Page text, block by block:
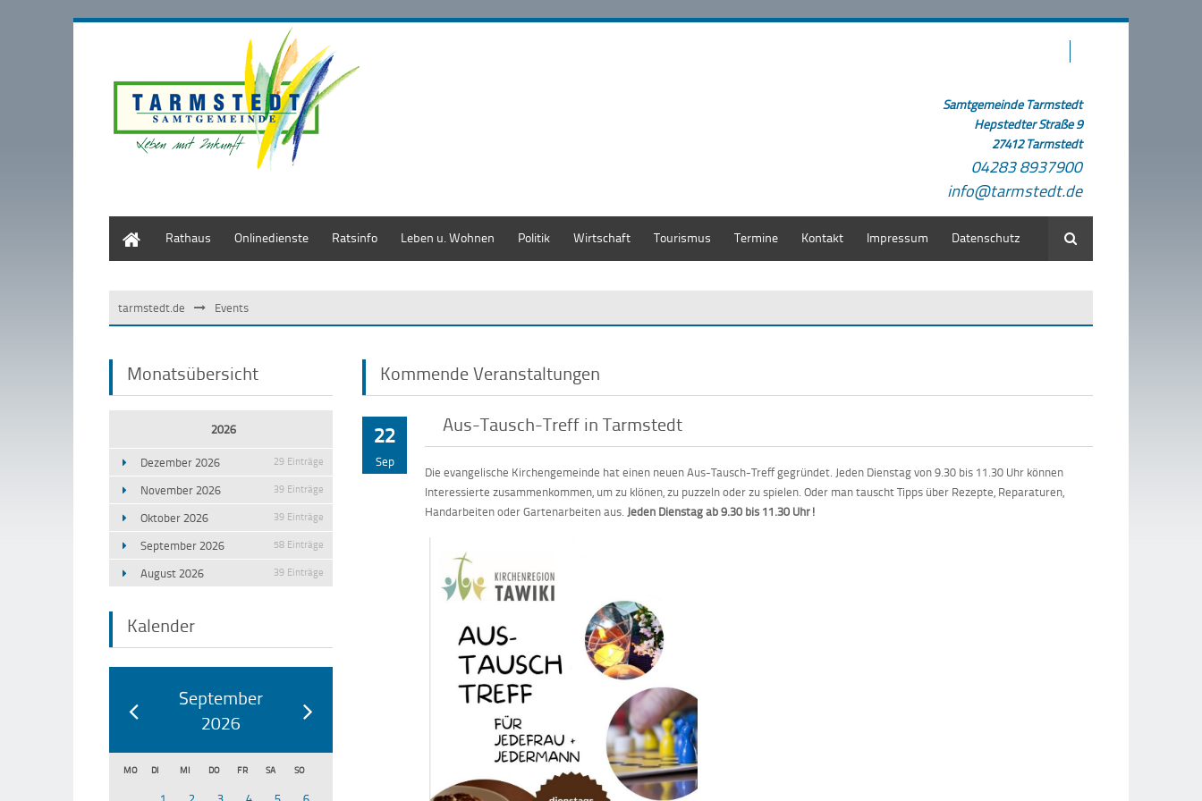
Samtgemeinde Tarmstedt
Hepstedter Straße 9
27412 Tarmstedt
04283 8937900
info@tarmstedt.de
Rathaus Onlinedienste Ratsinfo Leben u. Wohnen Politik Wirtschaft Tourismus Termine Kontakt Impressum Datenschutz Suche
tarmstedt.de Events
Monatsübersicht
2026
Dezember 2026 29 Einträge
November 2026 39 Einträge
Oktober 2026 39 Einträge
September 2026 58 Einträge
August 2026 39 Einträge
Kalender
September
2026
MO DI MI DO FR SA SO
Kommende Veranstaltungen
22
Sep
Aus-Tausch-Treff in Tarmstedt
Die evangelische Kirchengemeinde hat einen neuen Aus-Tausch-Treff gegründet. Jeden Dienstag von 9.30 bis 11.30 Uhr können
Interessierte zusammenkommen, um zu klönen, zu puzzeln oder zu spielen. Oder man tauscht Tipps über Rezepte, Reparaturen,
Handarbeiten oder Gartenarbeiten aus.Jeden Dienstag ab 9.30 bis 11.30 Uhr!